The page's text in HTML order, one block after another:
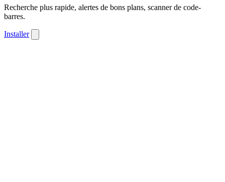
Recherche plus rapide, alertes de bons plans, scanner de code-
barres.
Installer